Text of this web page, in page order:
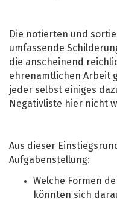
Die notierten und
umfassende
die anscheinend
ehrenamtlichen Arbeit
jeder selbst einiges
Negativliste hier nicht
Aus dieser
Aufgabenstellung:
Welche Formen
könnten sich